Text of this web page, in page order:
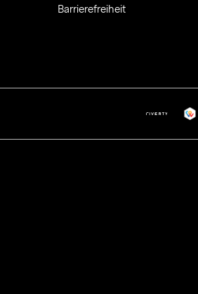
Barrierefreiheit